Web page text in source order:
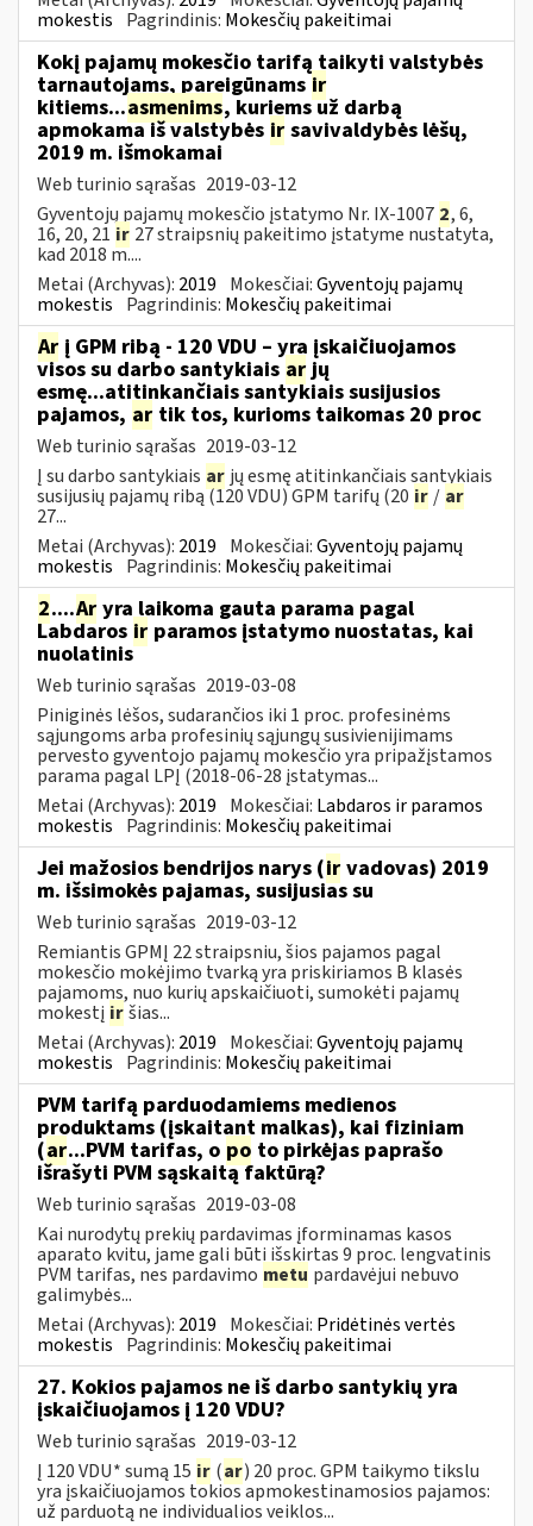
mokestis Pagrindinis: Mokesčių pakeitimai
Kokį pajamų mokesčio tarifą taikyti valstybės
tarnautojams, pareigūnams ir
kitiems...asmenims, kuriems už darbą
apmokama iš valstybės ir savivaldybės lėšų,
2019 m. išmokamai
Web turinio sąrašas 2019-03-12
Gyventojų pajamų mokesčio įstatymo Nr. IX-1007 2, 6,
16, 20, 21 ir 27 straipsnių pakeitimo įstatyme nustatyta,
kad 2018 m....
Metai (Archyvas): 2019 Mokesčiai:Gyventojų pajamų
mokestis Pagrindinis: Mokesčių pakeitimai
Ar į GPM ribą - 120 VDU – yra įskaičiuojamos
visos su darbo santykiais arjų
esmę...atitinkančiais santykiais susijusios
pajamos, ar tik tos, kurioms taikomas 20 proc
Web turinio sąrašas 2019-03-12
Į su darbo santykiais ar jų esmę atitinkančiais santykiais
susijusių pajamų ribą (120 VDU) GPM tarifų (20 ir / ar
27...
Metai (Archyvas): 2019 Mokesčiai:Gyventojų pajamų
mokestis Pagrindinis: Mokesčių pakeitimai
2....Ar yra laikoma gauta parama pagal
Labdaros ir paramos įstatymo nuostatas, kai
nuolatinis
Web turinio sąrašas 2019-03-08
Piniginės lėšos, sudarančios iki 1 proc. profesinėms
sąjungoms arba profesinių sąjungų susivienijimams
pervesto gyventojo pajamų mokesčio yra pripažįstamos
parama pagal LPĮ (2018-06-28 įstatymas...
Metai (Archyvas): 2019 Mokesčiai: Labdaros ir paramos
mokestis Pagrindinis: Mokesčių pakeitimai
Jei mažosios bendrijos narys (ir vadovas) 2019
m. išsimokės pajamas, susijusias su
Web turinio sąrašas 2019-03-12
Remiantis GPMĮ 22 straipsniu, šios pajamos pagal
mokesčio mokėjimo tvarką yra priskiriamos B klasės
pajamoms, nuo kurių apskaičiuoti, sumokėti pajamų
mokestį iršias...
Metai (Archyvas): 2019 Mokesčiai:Gyventojų pajamų
mokestis Pagrindinis: Mokesčių pakeitimai
PVM tarifą parduodamiems medienos
produktams (įskaitant malkas), kai fiziniam
(ar...PVM tarifas, o po to pirkėjas paprašo
išrašyti PVM sąskaitą faktūrą?
Web turinio sąrašas 2019-03-08
Kai nurodytų prekių pardavimas įforminamas kasos
aparato kvitu, jame gali būti išskirtas 9 proc. lengvatinis
PVM tarifas, nes pardavimo metu pardavėjui nebuvo
galimybės...
Metai (Archyvas): 2019 Mokesčiai: Pridėtinės vertės
mokestis Pagrindinis: Mokesčių pakeitimai
27. Kokios pajamos ne iš darbo santykių yra
įskaičiuojamos į 120 VDU?
Web turinio sąrašas 2019-03-12
Į 120 VDU* sumą 15 ir (ar) 20 proc. GPM taikymo tikslu
yra įskaičiuojamos tokios apmokestinamosios pajamos:
už parduotą ne individualios veiklos...